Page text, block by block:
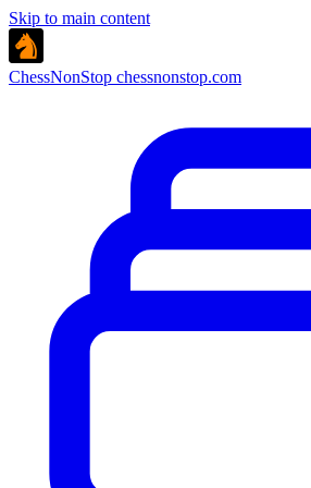
Skip to main content
ChessNonStop chessnonstop.com